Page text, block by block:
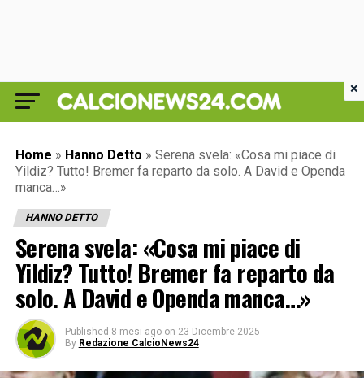
Home » Hanno Detto » Serena svela: «Cosa mi piace di
Yildiz? Tutto! Bremer fa reparto da solo. A David e Openda
manca…»
HANNO DETTO
Serena svela: «Cosa mi piace di
Yildiz? Tutto! Bremer fa reparto da
solo. A David e Openda manca…»
Published 8 mesi ago on 23 Dicembre 2025
By Redazione CalcioNews24
×